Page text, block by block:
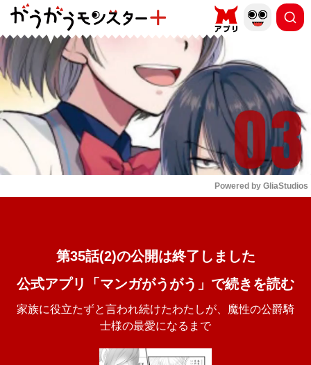
もっと読む
Powered by GliaStudios
第35話(2)の公開は終了しました
公式アプリ「マンガがうがう」で続きを読む
家族に役立たずと言われ続けたわたしが、魔性の公爵騎
士様の最愛になるまで